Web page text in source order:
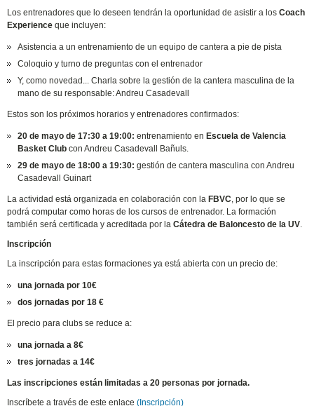
Los entrenadores que lo deseen tendrán la oportunidad de asistir a losCoach
Experience que incluyen:
Asistencia a un entrenamiento de un equipo de cantera a pie de pista
Coloquio y turno de preguntas con el entrenador
Y, como novedad... Charla sobre la gestión de la cantera masculina de la
mano de su responsable: Andreu Casadevall
Estos son los próximos horarios y entrenadores confirmados:
20 de mayo de 17:30 a 19:00: entrenamiento en Escuela de Valencia
Basket Club con Andreu Casadevall Bañuls.
29 de mayo de 18:00 a 19:30: gestión de cantera masculina con Andreu
Casadevall Guinart
La actividad está organizada en colaboración con la FBVC, por lo que se
podrá computar como horas de los cursos de entrenador. La formación
también será certificada y acreditada por laCátedra de Baloncesto de la UV.
Inscripción
La inscripción para estas formaciones ya está abierta con un precio de:
una jornada por 10€
dos jornadas por 18 €
El precio para clubs se reduce a:
una jornada a 8€
tres jornadas a 14€
Las inscripciones están limitadas a 20 personas por jornada.
Inscríbete a través de este enlace(Inscripción)